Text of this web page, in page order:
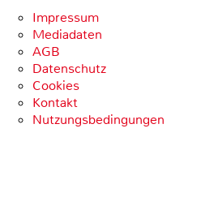
Impressum
Mediadaten
AGB
Datenschutz
Cookies
Kontakt
Nutzungsbedingungen